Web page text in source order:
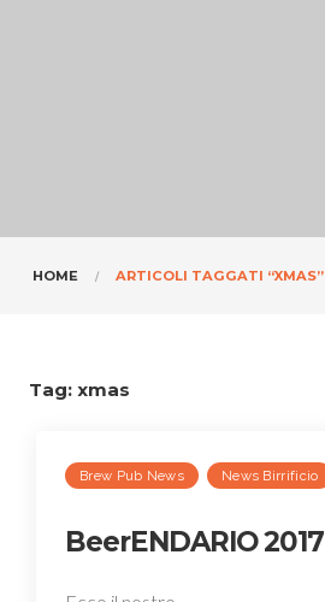
HOME ARTICOLI TAGGATI “XMAS”
Tag: xmas
Brew Pub News News Birrificio
BeerENDARIO 2017